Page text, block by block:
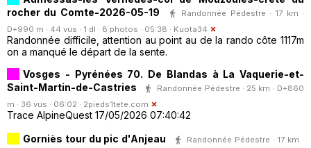
rocher du Comte-2026-05-19
Randonnée Pédestre · 17 km ·
D+990 m · 44 vus · 1 dl · 8 photos · 05:38 · Kuota34
Randonnée difficile, attention au point au de la rando côte 1117m
on a manqué le départ de la sente.
Vosges - Pyrénées 70. De Blandas à La Vaquerie-et-
Saint-Martin-de-Castries
Randonnée Pédestre · 25 km · D+860
m · 36 vus · 06:02 · 2pieds1tete.com
Trace AlpineQuest 17/05/2026 07:40:42
Gorniès tour du pic d'Anjeau
Randonnée Pédestre · 17 km ·